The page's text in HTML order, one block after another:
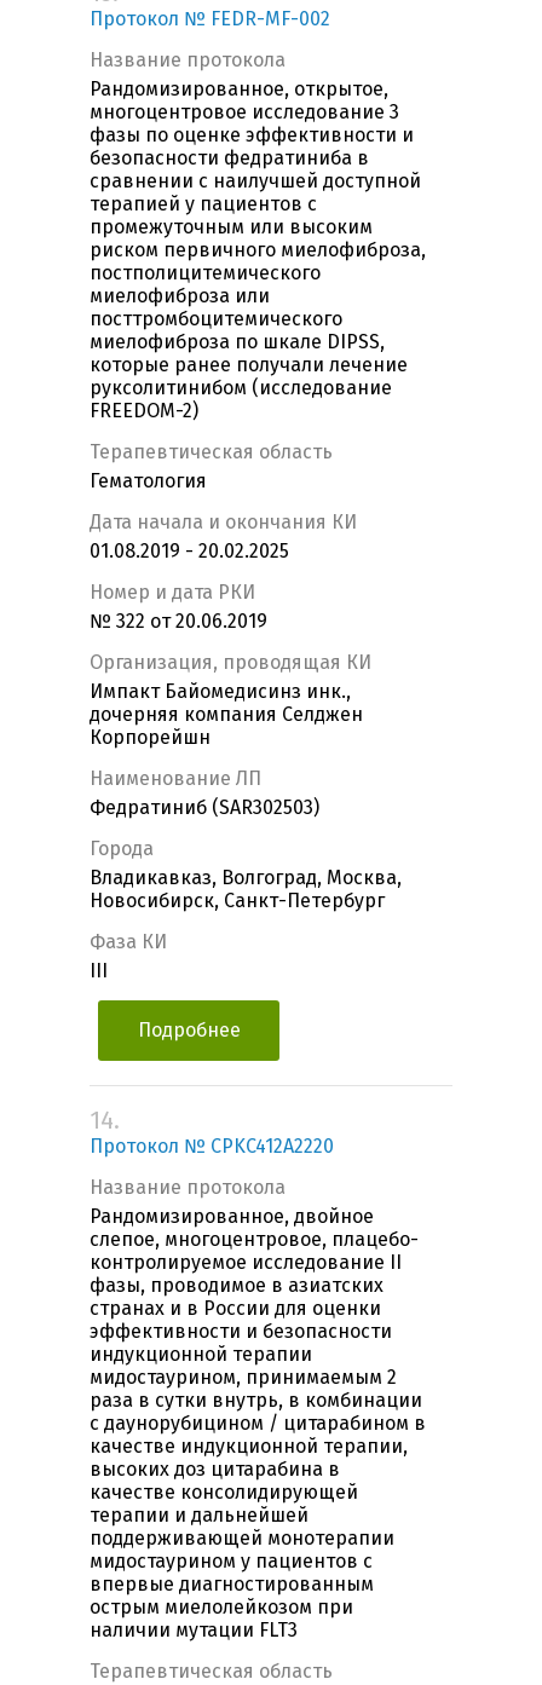
Протокол № FEDR-MF-002
Название протокола
Рандомизированное, открытое,
многоцентровое исследование 3
фазы по оценке эффективности и
безопасности федратиниба в
сравнении с наилучшей доступной
терапией у пациентов с
промежуточным или высоким
риском первичного миелофиброза,
постполицитемического
миелофиброза или
посттромбоцитемического
миелофиброза по шкале DIPSS,
которые ранее получали лечение
руксолитинибом (исследование
FREEDOM-2)
Терапевтическая область
Гематология
Дата начала и окончания КИ
01.08.2019 - 20.02.2025
Номер и дата РКИ
№ 322 от 20.06.2019
Организация, проводящая КИ
Импакт Байомедисинз инк.,
дочерняя компания Селджен
Корпорейшн
Наименование ЛП
Федратиниб (SAR302503)
Города
Владикавказ, Волгоград, Москва,
Новосибирск, Санкт-Петербург
Фаза КИ
Подробнее
14.
Протокол № CPKC412A2220
Название протокола
Рандомизированное, двойное
слепое, многоцентровое, плацебо-
контролируемое исследование II
фазы, проводимое в азиатских
странах и в России для оценки
эффективности и безопасности
индукционной терапии
мидостаурином, принимаемым 2
раза в сутки внутрь, в комбинации
с даунорубицином / цитарабином в
качестве индукционной терапии,
высоких доз цитарабина в
качестве консолидирующей
терапии и дальнейшей
поддерживающей монотерапии
мидостаурином у пациентов с
впервые диагностированным
острым миелолейкозом при
наличии мутации FLT3
Терапевтическая область